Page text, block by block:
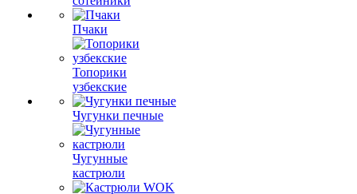
Пчаки
Топорики
узбекские
Чугунки печные
Чугунные
кастрюли